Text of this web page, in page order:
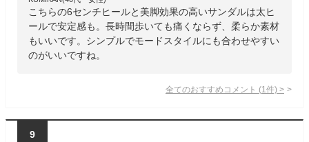
こちらの6センチヒールと美脚効果の高いサンダルは太ヒ
ールで安定感も。長時間歩いても痛くならず、柔らか素材
もいいです。シンプルでモードスタイルにも合わせやすい
のがいいですね。
全てのおすすめコメント (1 件) >
9